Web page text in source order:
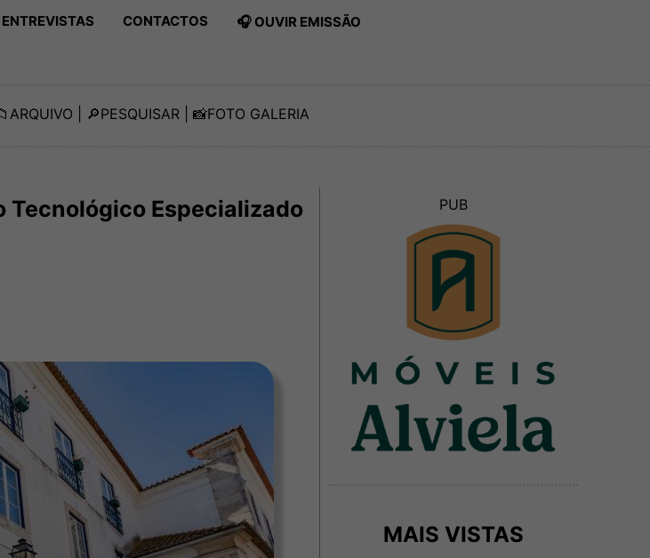
ENTREVISTAS CONTACTOS 🎧 OUVIR EMISSÃO
ARQUIVO | 🔎PESQUISAR | 📸FOTO GALERIA
Tecnológico Especializado
PUB
MAIS VISTAS